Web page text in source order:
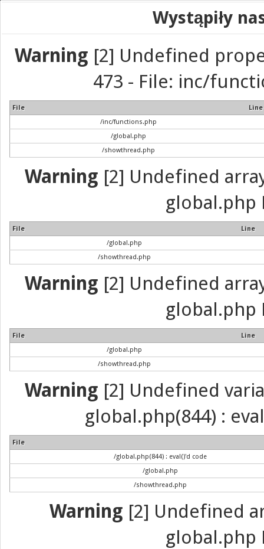
Wystąpiły
Warning [2] Undefined
473 - File: inc/
File
Line
/inc/functions.php
/global.php
/showthread.php
Warning [2] Undefined
global.php
File
Line
/global.php
/showthread.php
Warning [2] Undefined
global.php
File
Line
/global.php
/showthread.php
Warning [2] Undefined
global.php(844) :
File
/global.php(844) : eval()'d code
/global.php
/showthread.php
Warning [2] Undefined
global.php